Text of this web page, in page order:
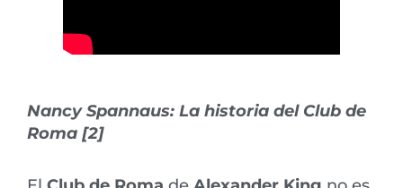
Nancy Spannaus: La historia del Club de
Roma [2]